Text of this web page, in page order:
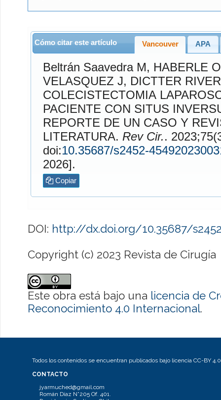
Cómo citar este artículo Vancouver APA
Beltrán SaavedraM, HABERLE
VELASQUEZ J, DICTTER
COLECISTECTOMIA
PACIENTE CON SITUS
REPORTE DE UN CASO Y
LITERATURA. Rev Cir.. 2023;75(3).
doi:10.35687/s2452-
2026].
Copiar
DOI: http://dx.doi.org/10.35687/
Copyright (c) 2023 Revista de Cirugía
Este obra está bajo una licencia de
Reconocimiento 4.0 Internacional.
Todos los contenidos se encuentran publicados bajo licencia CC-BY 4.0
CONTACTO
jyarmuched@gmail.com
Román Díaz N°205 Of. 401.